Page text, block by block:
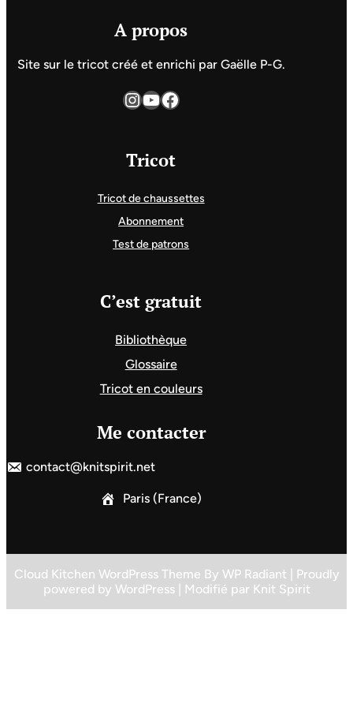
A propos
Site sur le tricot créé et enrichi par Gaëlle P-G.
InstagramYouTube Facebook
Tricot
Tricot de chaussettes
Abonnement
Test de patrons
C’est gratuit
Bibliothèque
Glossaire
Tricot en couleurs
Me contacter
contact@knitspirit.net
Paris (France)
Cloud Kitchen WordPress Theme By WP Radiant | Proudly
powered by WordPress| Modifié par Knit Spirit